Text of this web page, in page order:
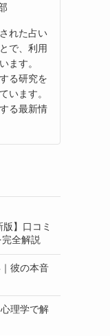
れた占い
で、利用
ます。
る研究を
います。
る最新情
】口コミ
全解説
彼の本音
理学で解